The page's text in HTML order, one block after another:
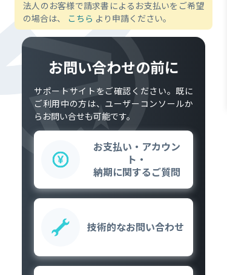
法人のお客様で請求書によるお支払いをご希望
の場合は、
こちら より申請ください。
お問い合わせの前に
サポートサイトをご確認ください。既に
ご利用中の方は、ユーザーコンソールか
らお問い合せも可能です。
お支払い・アカウン
ト・
納期に関するご質問
技術的なお問い合わせ